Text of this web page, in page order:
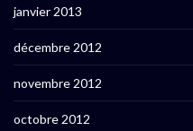
janvier 2013
décembre 2012
novembre 2012
octobre 2012